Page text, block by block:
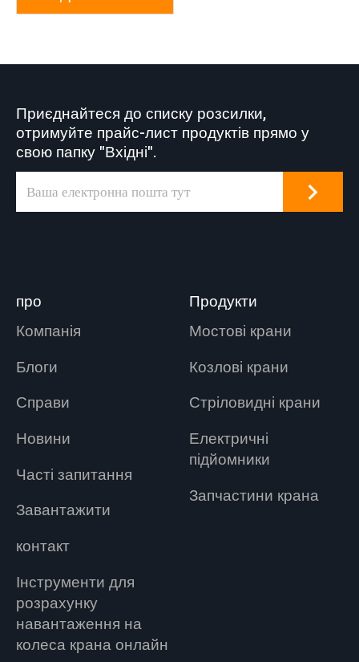
Приєднайтеся до списку розсилки,
отримуйте прайс-лист продуктів прямо у
свою папку "Вхідні".
про
Компанія
Блоги
Справи
Новини
Часті запитання
Завантажити
контакт
Інструменти для
розрахунку
навантаження на
колеса крана онлайн
Продукти
Мостові крани
Козлові крани
Стріловидні крани
Електричні
підйомники
Запчастини крана